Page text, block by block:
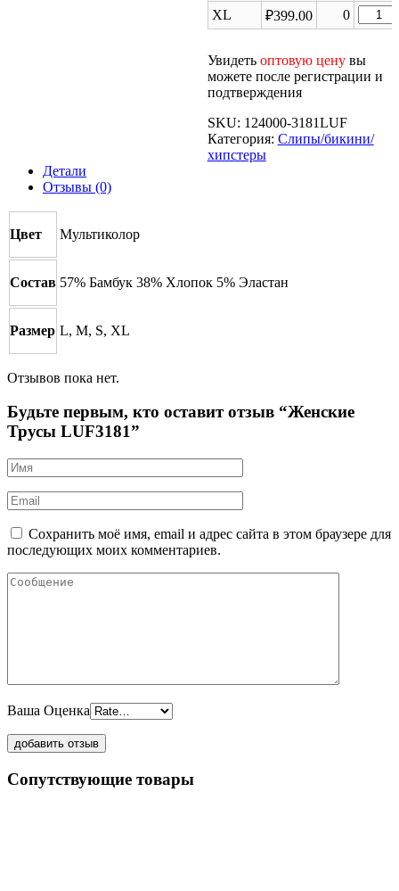
Трусы
Трусы
XL ₽399.00 0
товара
Трусы
Увидеть оптовую ценувы
можете после регистрации и
подтверждения
SKU: 124000-3181LUF
Категория: Слипы/бикини/
хипстеры
Детали
Отзывы (0)
Цвет Мультиколор
Состав 57% Бамбук 38% Хлопок 5% Эластан
Размер L, M, S, XL
Отзывов пока нет.
Будьте первым, кто оставит отзыв “Женские
Трусы LUF3181”
Сохранить моё имя, email и адрес сайта в этом браузере для
последующих моих комментариев.
Ваша Оценка
Сопутствующие товары